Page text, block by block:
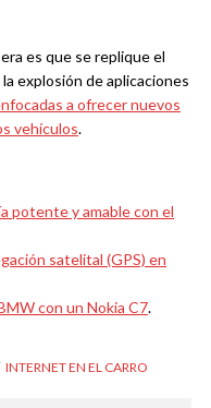
es que se replique el
explosión de aplicaciones
a ofrecer nuevos
vehículos.
potente y amable con el
satelital (GPS) en
con un Nokia C7.
INTERNET EN EL CARRO